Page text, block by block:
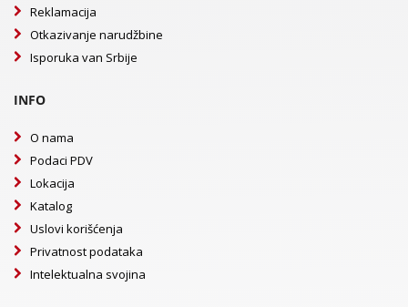
Reklamacija
Otkazivanje narudžbine
Isporuka van Srbije
INFO
O nama
Podaci PDV
Lokacija
Katalog
Uslovi korišćenja
Privatnost podataka
Intelektualna svojina